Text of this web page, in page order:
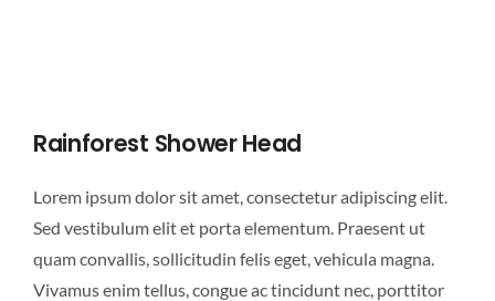
Rainforest Shower Head
Lorem ipsum dolor sit amet, consectetur adipiscing elit.
Sed vestibulum elit et porta elementum. Praesent ut
quam convallis, sollicitudin felis eget, vehicula magna.
Vivamus enim tellus, congue ac tincidunt nec, porttitor